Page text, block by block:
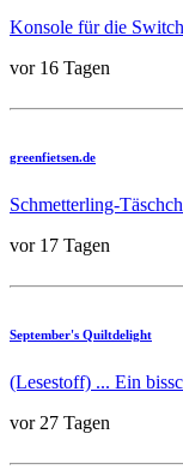
Konsole für die Switch
vor 16 Tagen
greenfietsen.de
Schmetterling-
vor 17 Tagen
September's Quiltdelight
(Lesestoff) ... Ein
vor 27 Tagen